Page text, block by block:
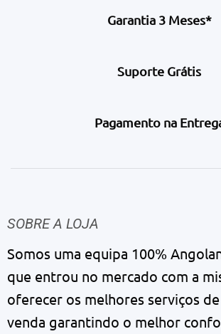
Garantia 3 Meses*
Suporte Grátis
Pagamento na
SOBRE A LOJA
Somos uma equipa 100%
que entrou no mercado com a
oferecer os melhores serviços
venda garantindo o melhor